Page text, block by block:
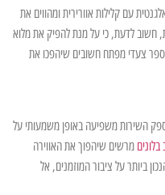
עם קלילות אוורירית ומהווים את
חשוב לדעת, כי על מנת להפיק את מלוא
צעדי מפתח חשובים שיהפכו את
השירות משפיעה באופן משמעותי על
מרשים שיהפוך את האווירה
ביותר על ציבור המוזמנים, אל